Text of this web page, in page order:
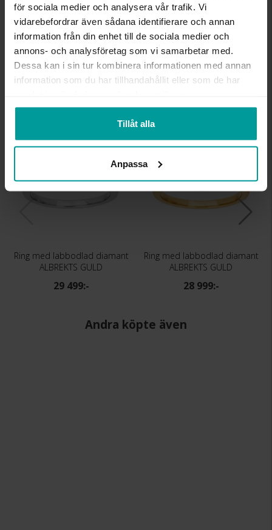
för sociala medier och analysera vår trafik. Vi
vidarebefordrar även sådana identifierare och annan
information från din enhet till de sociala medier och
annons- och analysföretag som vi samarbetar med.
Dessa kan i sin tur kombinera informationen med annan
information som du har tillhandahållit eller som de har
Tillåt alla
Anpassa
ANTAL DIAMANTER
1
DIAMANTSLIPNING
Briljant
DIAMANTFÄRG
River (D-E)
DIAMANTKLARHET
VVS
VIKT CA (GRAM)
4,0
TOTAL CARAT
1,50
Liknande produkter
Ring med labbodlad diamant
ALBREKTS GULD
29 499:-
Ring med labbodlad diamant
ALBREKTS GULD
28 999:-
Andra köpte även